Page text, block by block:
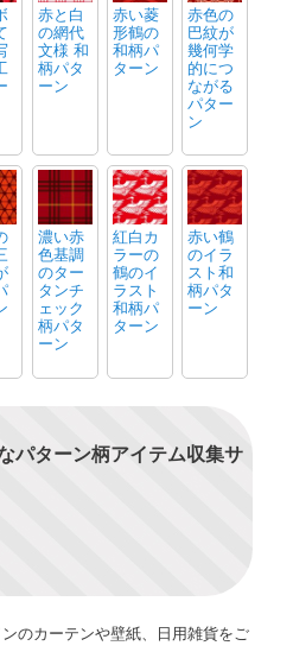
赤と白
の網代
文様 和
柄パタ
ーン
赤い菱
形鶴の
和柄パ
ターン
赤色の
巴紋が
幾何学
的につ
ながる
パター
ン
濃い赤
色基調
のター
タンチ
ェック
柄パタ
ーン
紅白カ
ラーの
鶴のイ
ラスト
和柄パ
ターン
赤い鶴
のイラ
スト和
柄パタ
ーン
パターン柄アイテム収集サ
のカーテンや壁紙、日用雑貨をご